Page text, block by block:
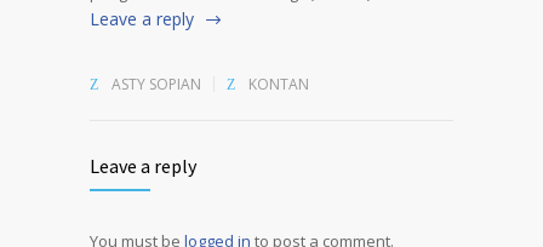
Leave a reply
ASTY SOPIAN KONTAN
Leave a reply
You must be logged in to post a comment.